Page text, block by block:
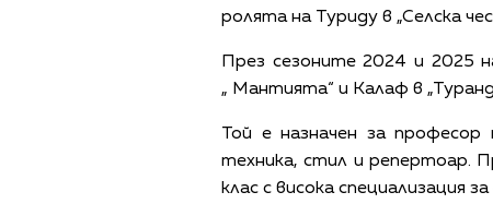
ролята на Туриду в „Селска
През сезоните 2024 и 2025
„ Мантията“ и Калаф в
Той е назначен за
техника, стил и репертоар.
клас с висока специализация